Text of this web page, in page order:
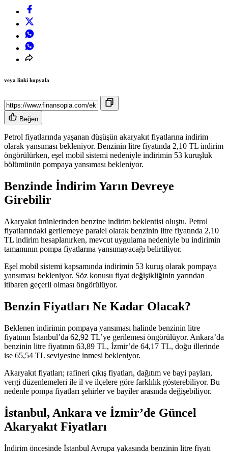
veya linki kopyala
Beğen
Petrol fiyatlarında yaşanan düşüşün akaryakıt fiyatlarına indirim
olarak yansıması bekleniyor. Benzinin litre fiyatında 2,10 TL indirim
öngörülürken, eşel mobil sistemi nedeniyle indirimin 53 kuruşluk
bölümünün pompaya yansıması bekleniyor.
Benzinde İndirim Yarın Devreye
Girebilir
Akaryakıt ürünlerinden benzine indirim beklentisi oluştu. Petrol
fiyatlarındaki gerilemeye paralel olarak benzinin litre fiyatında 2,10
TL indirim hesaplanırken, mevcut uygulama nedeniyle bu indirimin
tamamının pompa fiyatlarına yansımayacağı belirtiliyor.
Eşel mobil sistemi kapsamında indirimin 53 kuruş olarak pompaya
yansıması bekleniyor. Söz konusu fiyat değişikliğinin yarından
itibaren geçerli olması öngörülüyor.
Benzin Fiyatları Ne Kadar Olacak?
Beklenen indirimin pompaya yansıması halinde benzinin litre
fiyatının İstanbul’da 62,92 TL’ye gerilemesi öngörülüyor. Ankara’da
benzinin litre fiyatının 63,89 TL, İzmir’de 64,17 TL, doğu illerinde
ise 65,54 TL seviyesine inmesi bekleniyor.
Akaryakıt fiyatları; rafineri çıkış fiyatları, dağıtım ve bayi payları,
vergi düzenlemeleri ile il ve ilçelere göre farklılık gösterebiliyor. Bu
nedenle pompa fiyatları şehirler ve bayiler arasında değişebiliyor.
İstanbul, Ankara ve İzmir’de Güncel
Akaryakıt Fiyatları
İndirim öncesinde İstanbul Avrupa yakasında benzinin litre fiyatı